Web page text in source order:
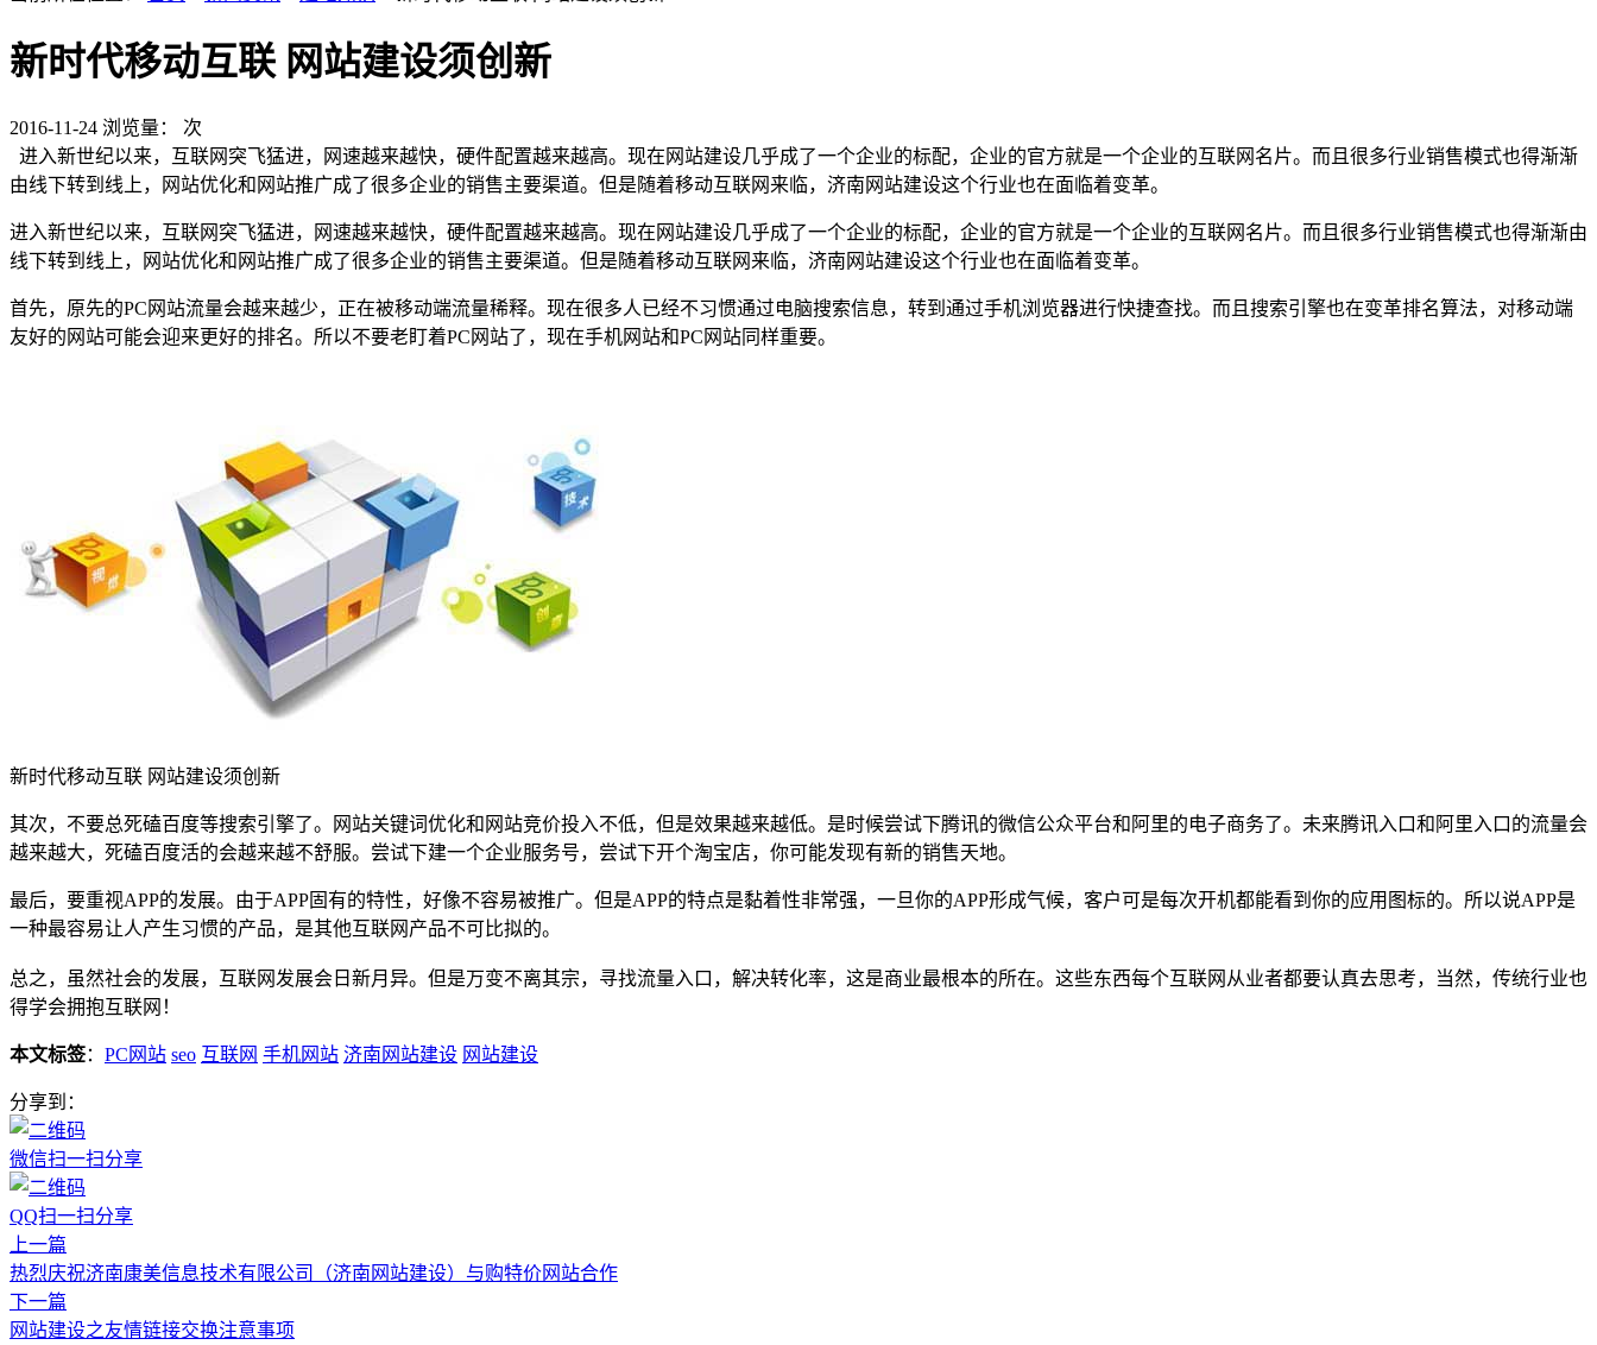
新时代移动互联 网站建设须创新
2016-11-24 浏览量：
次
进入新世纪以来，互联网突飞猛进，网速越来越快，硬件配置越来越高。现在网站建设几乎成了一个企业的标配，企业的官方就是一个企业的互联网名片。而且很多行业销售模式也得渐渐
由线下转到线上，网站优化和网站推广成了很多企业的销售主要渠道。但是随着移动互联网来临，济南网站建设这个行业也在面临着变革。
进入新世纪以来，互联网突飞猛进，网速越来越快，硬件配置越来越高。现在网站建设几乎成了一个企业的标配，企业的官方就是一个企业的互联网名片。而且很多行业销售模式也得渐渐由
线下转到线上，网站优化和网站推广成了很多企业的销售主要渠道。但是随着移动互联网来临，济南网站建设这个行业也在面临着变革。
首先，原先的PC网站流量会越来越少，正在被移动端流量稀释。现在很多人已经不习惯通过电脑搜索信息，转到通过手机浏览器进行快捷查找。而且搜索引擎也在变革排名算法，对移动端
友好的网站可能会迎来更好的排名。所以不要老盯着PC网站了，现在手机网站和PC网站同样重要。
新时代移动互联 网站建设须创新
其次，不要总死磕百度等搜索引擎了。网站关键词优化和网站竞价投入不低，但是效果越来越低。是时候尝试下腾讯的微信公众平台和阿里的电子商务了。未来腾讯入口和阿里入口的流量会
越来越大，死磕百度活的会越来越不舒服。尝试下建一个企业服务号，尝试下开个淘宝店，你可能发现有新的销售天地。
最后，要重视APP的发展。由于APP固有的特性，好像不容易被推广。但是APP的特点是黏着性非常强，一旦你的APP形成气候，客户可是每次开机都能看到你的应用图标的。所以说APP是
一种最容易让人产生习惯的产品，是其他互联网产品不可比拟的。
总之，虽然社会的发展，互联网发展会日新月异。但是万变不离其宗，寻找流量入口，解决转化率，这是商业最根本的所在。这些东西每个互联网从业者都要认真去思考，当然，传统行业也
得学会拥抱互联网！
本文标签： PC网站 seo 互联网 手机网站 济南网站建设 网站建设
分享到：
微信扫一扫分享
QQ扫一扫分享
上一篇
热烈庆祝济南康美信息技术有限公司（济南网站建设）与购特价网站合作
下一篇
网站建设之友情链接交换注意事项